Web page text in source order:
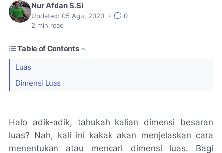
Nur Afdan S.Si
Updated: 05 Agu, 2020 •
0
2 min read
Table of Contents
Luas
Dimensi Luas
Halo adik-adik, tahukah kalian dimensi besaran
luas? Nah, kali ini kakak akan menjelaskan cara
menentukan atau mencari dimensi luas. Bagi